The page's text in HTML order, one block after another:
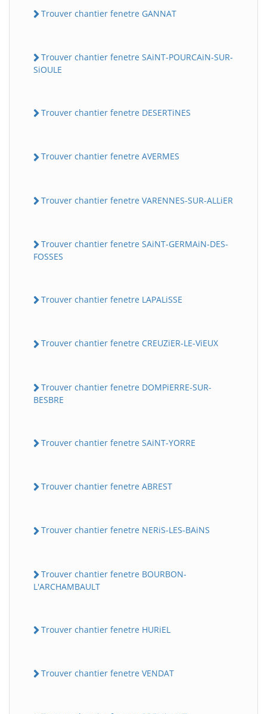
Trouver chantier fenetre GANNAT
Trouver chantier fenetre SAiNT-POURCAiN-SUR-
SiOULE
Trouver chantier fenetre DESERTiNES
Trouver chantier fenetre AVERMES
Trouver chantier fenetre VARENNES-SUR-ALLiER
Trouver chantier fenetre SAiNT-GERMAiN-DES-
FOSSES
Trouver chantier fenetre LAPALiSSE
Trouver chantier fenetre CREUZiER-LE-ViEUX
Trouver chantier fenetre DOMPiERRE-SUR-
BESBRE
Trouver chantier fenetre SAiNT-YORRE
Trouver chantier fenetre ABREST
Trouver chantier fenetre NERiS-LES-BAiNS
Trouver chantier fenetre BOURBON-
L'ARCHAMBAULT
Trouver chantier fenetre HURiEL
Trouver chantier fenetre VENDAT